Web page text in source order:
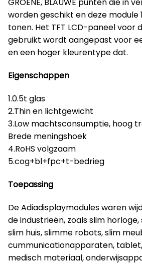
worden geschikt en deze module
tonen. Het TFT LCD-paneel voor
gebruikt wordt aangepast voor
en een hoger kleurentype dat.
Eigenschappen
1.0.5t glas
2.Thin en lichtgewicht
3.Low machtsconsumptie, hoog
Brede meningshoek
4.RoHS volgzaam
5.cog+bl+fpc+t-bedrieg
Toepassing
De Adiadisplaymodules waren
de industrieën, zoals slim
slim huis, slimme robots, slim
cummunicationapparaten,
medisch materiaal,